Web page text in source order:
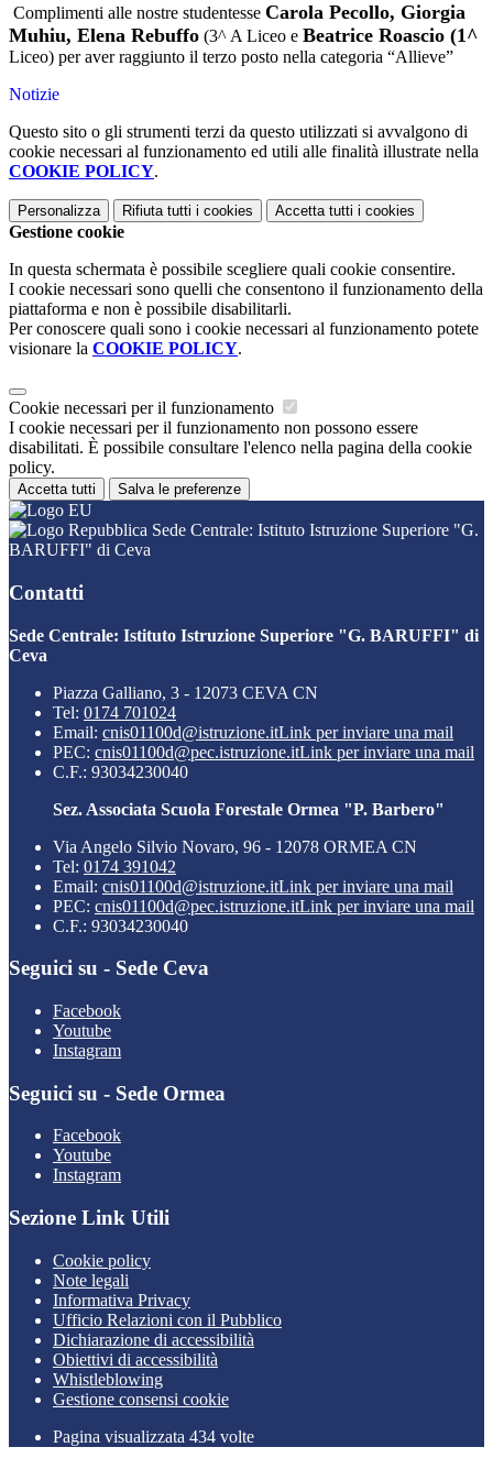
Complimenti alle nostre studentesse Carola Pecollo, Giorgia
Muhiu, Elena Rebuffo (3^ A Liceo e Beatrice Roascio (1^
Liceo) per aver raggiunto il terzo posto nella categoria “Allieve”
Notizie
Questo sito o gli strumenti terzi da questo utilizzati si avvalgono di
cookie necessari al funzionamento ed utili alle finalità illustrate nella
COOKIE POLICY.
Personalizza Rifiuta tutti i cookies Accetta tutti i cookies
Gestione cookie
In questa schermata è possibile scegliere quali cookie consentire.
I cookie necessari sono quelli che consentono il funzionamento della
piattaforma e non è possibile disabilitarli.
Per conoscere quali sono i cookie necessari al funzionamento potete
visionare la COOKIE POLICY.
Cookie necessari per il funzionamento
I cookie necessari per il funzionamento non possono essere
disabilitati. È possibile consultare l'elenco nella pagina della cookie
policy.
Accetta tutti Salva le preferenze
Sede Centrale: Istituto Istruzione Superiore "G.
BARUFFI" di Ceva
Contatti
Sede Centrale: Istituto Istruzione Superiore "G. BARUFFI" di
Ceva
Piazza Galliano, 3 - 12073 CEVA CN
Tel: 0174 701024
Email: cnis01100d@istruzione.itLink per inviare una mail
PEC: cnis01100d@pec.istruzione.itLink per inviare una mail
C.F.: 93034230040
Sez. Associata Scuola Forestale Ormea "P. Barbero"
Via Angelo Silvio Novaro, 96 - 12078 ORMEA CN
Tel: 0174 391042
Email: cnis01100d@istruzione.itLink per inviare una mail
PEC: cnis01100d@pec.istruzione.itLink per inviare una mail
C.F.: 93034230040
Seguici su - Sede Ceva
Facebook
Youtube
Instagram
Seguici su - Sede Ormea
Facebook
Youtube
Instagram
Sezione Link Utili
Cookie policy
Note legali
Informativa Privacy
Ufficio Relazioni con il Pubblico
Dichiarazione di accessibilità
Obiettivi di accessibilità
Whistleblowing
Gestione consensi cookie
Pagina visualizzata 434 volte